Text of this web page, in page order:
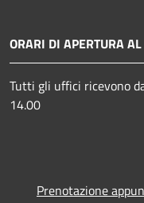
ORARI DI APERTURA
Tutti gli uffici ricevono
14.00
Prenotazione